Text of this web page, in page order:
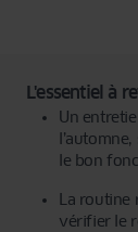
L'essentiel à
Un
le bon
La routine
vérifier le